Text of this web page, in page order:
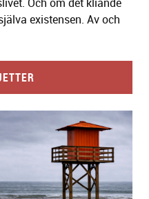
existensen. Av och